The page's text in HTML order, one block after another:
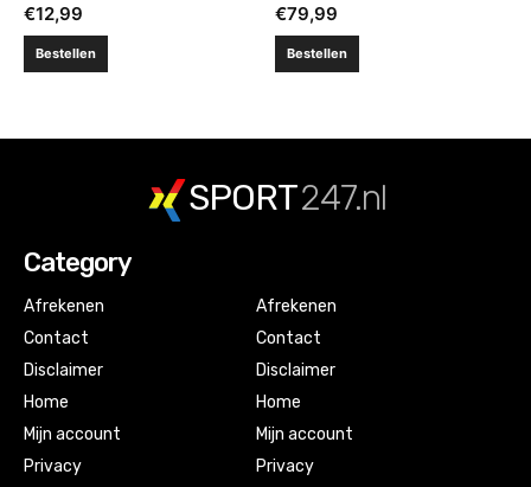
€12,99
Bestellen
€79,99
Bestellen
SPORT247.nl
Category
Afrekenen
Contact
Disclaimer
Home
Mijn account
Privacy
Afrekenen
Contact
Disclaimer
Home
Mijn account
Privacy